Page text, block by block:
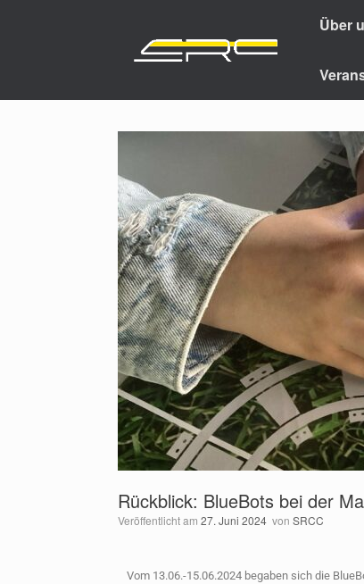
Über
Rückblick: BlueBots bei der
Veröffentlicht am 27. Juni 2024 von SRCC
Vom 13.06.-15.06.2024 begaben sich die